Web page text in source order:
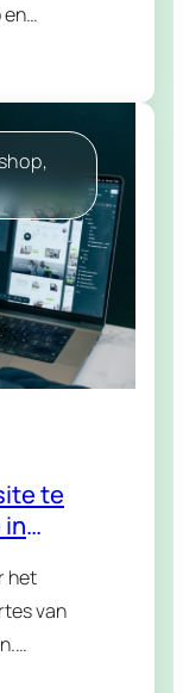
en
Een
te
het
van
sneller,